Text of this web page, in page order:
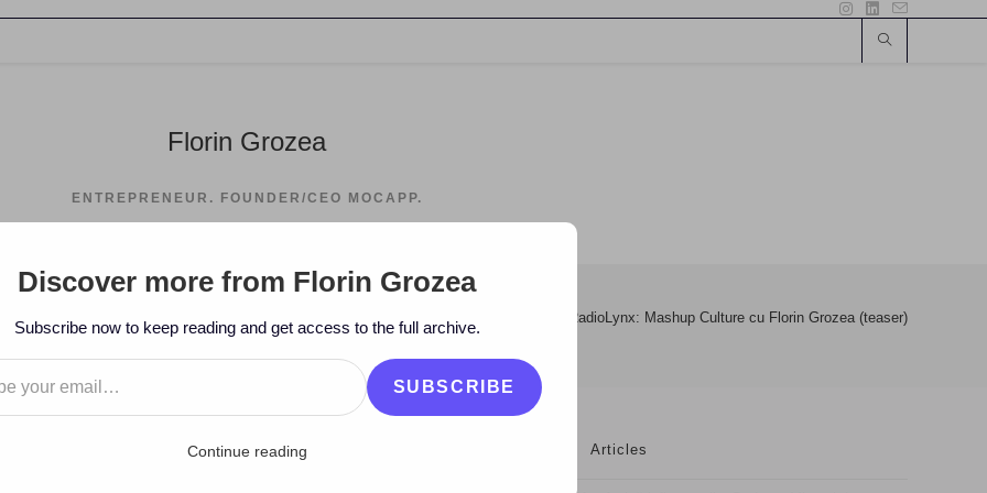
Florin Grozea
ENTREPRENEUR. FOUNDER/CEO MOCAPP.
September > RadioLynx: Mashup Culture cu Florin Grozea (teaser)
cu Florin Grozea
Articles
Discover more from Florin Grozea
Subscribe now to keep reading and get access to the full archive.
SUBSCRIBE
Continue reading